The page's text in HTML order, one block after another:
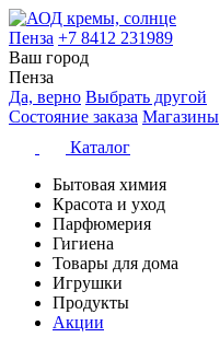
Пенза +7 8412 231989
Ваш город
Пенза
Да, верно Выбрать другой
Состояние заказа Магазины
Каталог
Бытовая химия
Красота и уход
Парфюмерия
Гигиена
Товары для дома
Игрушки
Продукты
Акции